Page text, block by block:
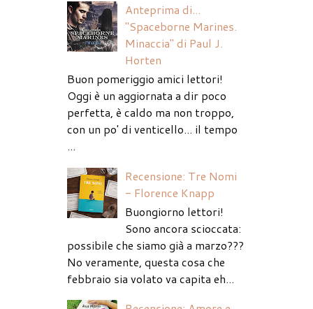
Anteprima di...
"Spaceborne Marines.
Minaccia" di Paul J.
Horten
Buon pomeriggio amici lettori!
Oggi è un aggiornata a dir poco
perfetta, è caldo ma non troppo,
con un po' di venticello... il tempo
...
Recensione: Tre Nomi
- Florence Knapp
Buongiorno lettori!
Sono ancora scioccata:
possibile che siamo già a marzo???
No veramente, questa cosa che
febbraio sia volato va capita eh...